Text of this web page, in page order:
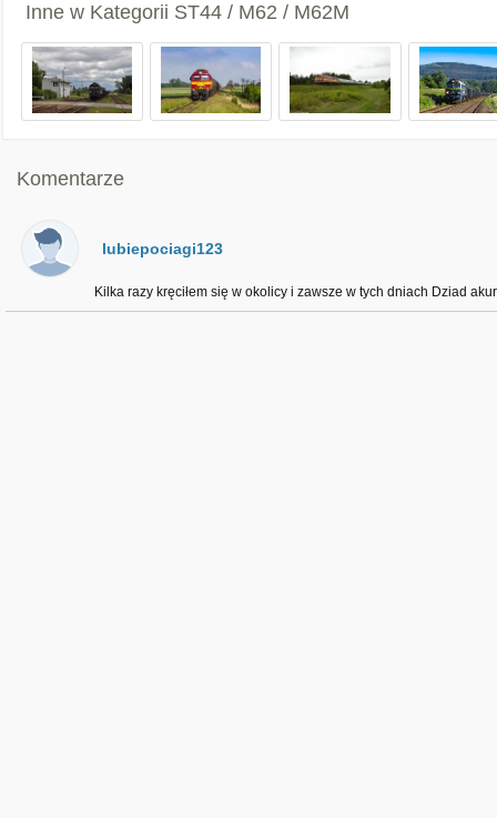
Inne w Kategorii ST44 / M62 / M62M
Komentarze
lubiepociagi123
Kilka razy kręciłem się w okolicy i zawsze w tych dniach Dziad